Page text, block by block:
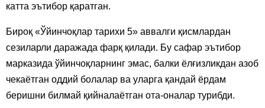
катта эътибор қаратган.
Бироқ «Ўйинчоқлар тарихи 5» аввалги қисмлардан
сезиларли даражада фарқ қилади. Бу сафар эътибор
марказида ўйинчоқларнинг эмас, балки ёлғизликдан азоб
чекаётган оддий болалар ва уларга қандай ёрдам
беришни билмай қийналаётган ота-оналар турибди.